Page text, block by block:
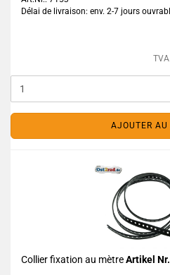
Délai de livraison: env. 2-7 jours
AJOUTER AU
Collier fixation au mètreArtikel